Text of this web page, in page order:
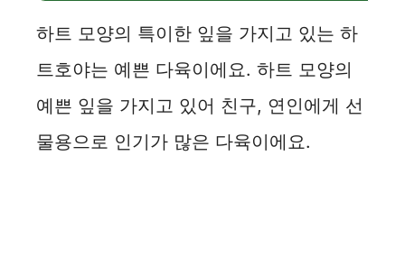
하트 모양의 특이한 잎을 가지고 있는 하
트호야는 예쁜 다육이에요. 하트 모양의
예쁜 잎을 가지고 있어 친구, 연인에게 선
물용으로 인기가 많은 다육이에요.